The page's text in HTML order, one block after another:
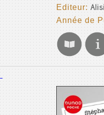
Editeur:
Année de